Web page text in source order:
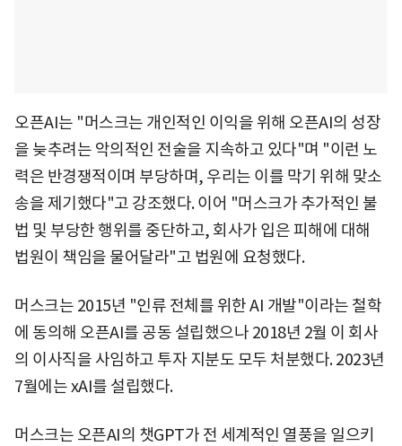
오픈AI는 "머스크는 개인적인 이익을 위해 오픈AI의 성장
을 늦추려는 악의적인 전술을 지속하고 있다"며 "이런 노
력은 반경쟁적이며 부당하며, 우리는 이를 막기 위해 맞소
송을 제기했다"고 강조했다. 이어 "머스크가 추가적인 불
법 및 부당한 행위를 중단하고, 회사가 입은 피해에 대해
법원이 책임을 물어달라"고 법원에 요청했다.
머스크는 2015년 "인류 전체를 위한 AI 개발"이라는 철학
에 동의해 오픈AI를 공동 설립했으나 2018년 2월 이 회사
의 이사직을 사임하고 투자 지분도 모두 처분했다. 2023년
7월에는 xAI를 설립했다.
머스크는 오픈AI의 챗GPT가 전 세계적인 열풍을 일으키